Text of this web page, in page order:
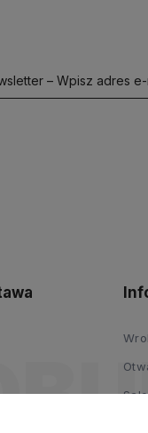
– Wpisz adres e-